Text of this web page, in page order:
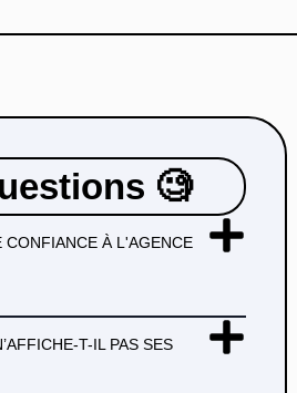
🧐
CONFIANCE À L'AGENCE
T-IL PAS SES